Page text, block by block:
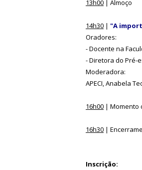
13h00 | Almoço
14h30 | "A
Oradores:
- Docente na
- Diretora do Pré-
Moderadora:
APECI, Anabela
16h00 | Momento
16h30 |
Inscrição: